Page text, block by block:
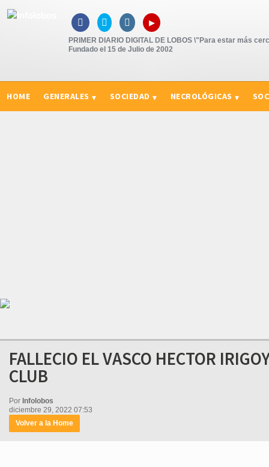
   ▸
PRIMER DIARIO DIGITAL DE LOBOS \"Para estar más
Fundado el 15 de Julio de 2002
HOME GENERALES SOCIEDAD NECROLÓGICAS
FALLECIO EL VASCO HECTOR
CLUB
Por Infolobos
diciembre 29, 2022 07:53
Volver a la Home